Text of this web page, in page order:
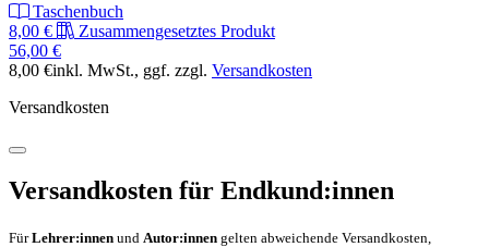
Taschenbuch
8,00 €
Zusammengesetztes Produkt
56,00 €
8,00 €inkl. MwSt., ggf. zzgl. Versandkosten
Versandkosten
Versandkosten für Endkund:innen
FürLehrer:innen und Autor:innen gelten abweichende Versandkosten,